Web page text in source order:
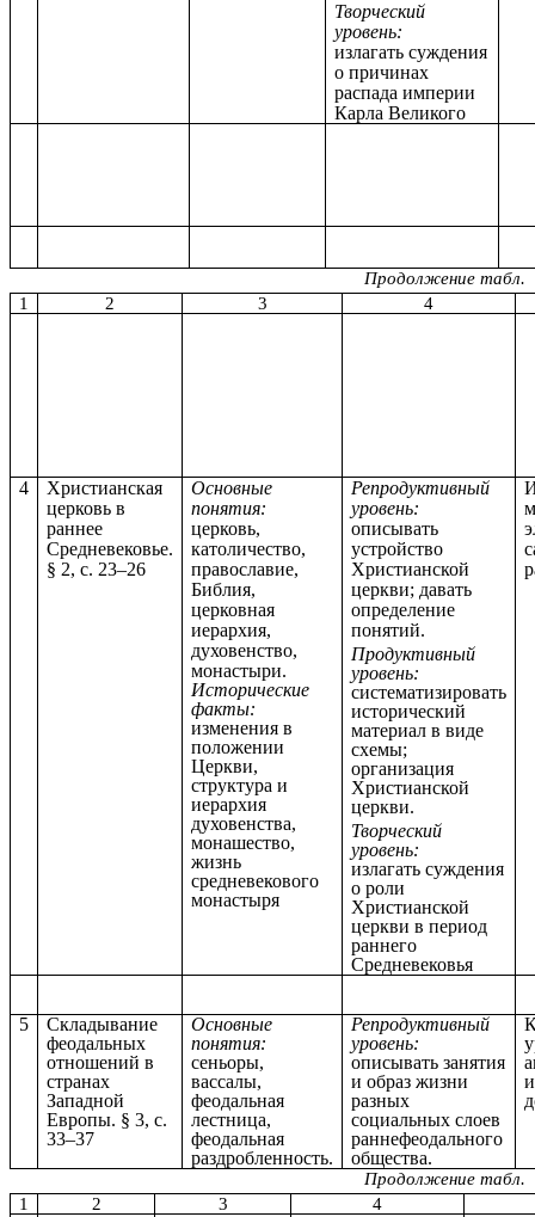
Творческий
уровень:
излагать суждения
о причинах
распада империи
Карла Великого
Продолжение табл.
1
2 3 4
4
Христианская
церковь в
раннее
Средневековье.
§ 2, с. 23–26
Основные
понятия:
церковь,
католичество,
православие,
Библия,
церковная
иерархия,
духовенство,
монастыри.
Исторические
факты:
изменения в
положении
Церкви,
структура и
иерархия
духовенства,
монашество,
жизнь
средневекового
монастыря
Репродуктивный
уровень:
описывать
устройство
Христианской
церкви; давать
определение
понятий.
Продуктивный
уровень:
систематизировать
исторический
материал в виде
схемы;
организация
Христианской
церкви.
Творческий
уровень:
излагать суждения
о роли
Христианской
церкви в период
раннего
Средневековья
5
Складывание
феодальных
отношений в
странах
Западной
Европы. § 3, с.
33–37
Основные
понятия:
сеньоры,
вассалы,
феодальная
лестница,
феодальная
раздробленность.
Репродуктивный
уровень:
описывать занятия
и образ жизни
разных
социальных слоев
раннефеодального
общества.
Продолжение табл.
1
2 3 4